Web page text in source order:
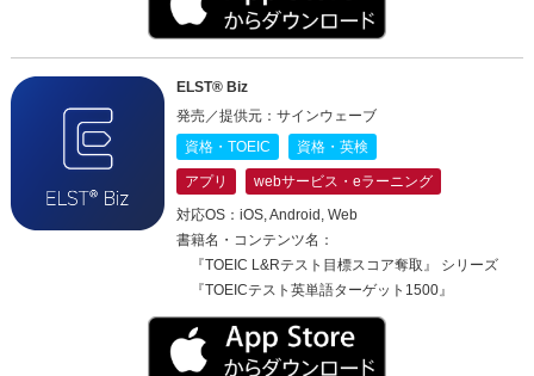
ELST® Biz
発売／提供元：サインウェーブ
資格・TOEIC
資格・英検
アプリ
webサービス・eラーニング
対応OS：iOS, Android, Web
書籍名・コンテンツ名：
『TOEIC L&Rテスト目標スコア奪取』 シリーズ
『TOEICテスト英単語ターゲット1500』